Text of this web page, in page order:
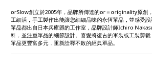
orSlow創立於2005年，品牌所傳達的or＝originality原創
工細活，手工製作出能讓您細細品味的永恆單品，並感受設
單品都出自日本兵庫縣的工作室，品牌設計師Ichiro
料，並注重單品的細節設計。喜愛將復古的軍裝或工裝剪
單品更豐富多元，重新詮釋不敗的經典單品。